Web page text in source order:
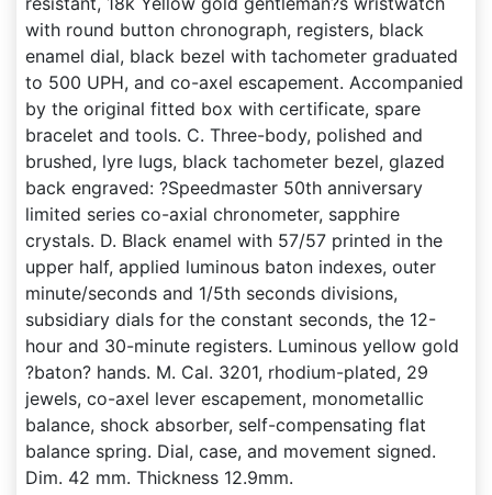
with round button chronograph, registers, black
enamel dial, black bezel with tachometer graduated
to 500 UPH, and co-axel escapement. Accompanied
by the original fitted box with certificate, spare
bracelet and tools. C. Three-body, polished and
brushed, lyre lugs, black tachometer bezel, glazed
back engraved: ?Speedmaster 50th anniversary
limited series co-axial chronometer, sapphire
crystals. D. Black enamel with 57/57 printed in the
upper half, applied luminous baton indexes, outer
minute/seconds and 1/5th seconds divisions,
subsidiary dials for the constant seconds, the 12-
hour and 30-minute registers. Luminous yellow gold
?baton? hands. M. Cal. 3201, rhodium-plated, 29
jewels, co-axel lever escapement, monometallic
balance, shock absorber, self-compensating flat
balance spring. Dial, case, and movement signed.
Dim. 42 mm. Thickness 12.9mm.